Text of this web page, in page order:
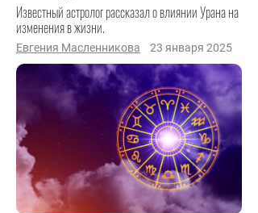
Известный астролог рассказал о влиянии Урана на
изменения в жизни.
Евгения Масленникова 23 января 2025